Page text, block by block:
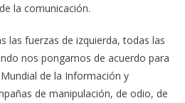
la comunicación.
las fuerzas de izquierda, todas las
nos pongamos de acuerdo para
de la Información y
de manipulación, de odio, de